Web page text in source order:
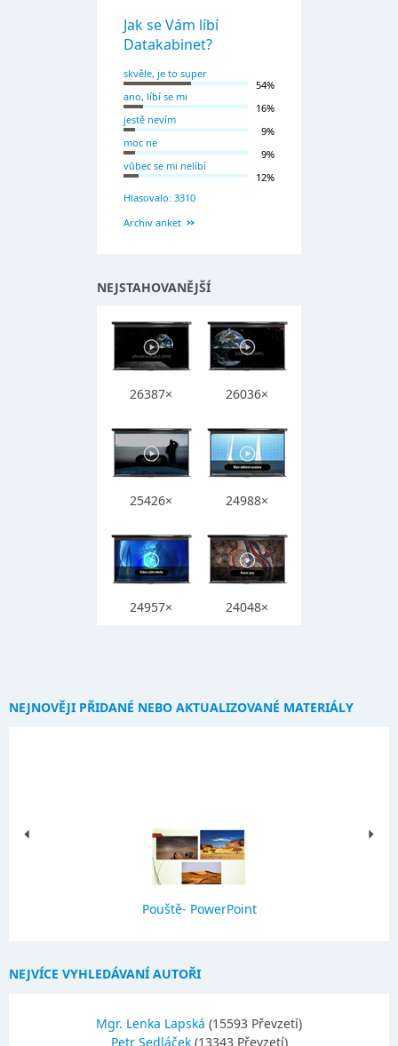
Jak se Vám líbí
Datakabinet?
skvěle, je to super
54%
ano, líbí se mi
16%
jestě nevím
9%
moc ne
9%
vůbec se mi nelíbí
12%
Hlasovalo: 3310
Archiv anket
NEJSTAHOVANĚJŠÍ
26387× 26036×
25426× 24988×
24957× 24048×
NEJNOVĚJI PŘIDANÉ NEBO AKTUALIZOVANÉ MATERIÁLY
Pouště- PowerPoint
NEJVÍCE VYHLEDÁVANÍ AUTOŘI
Mgr. Lenka Lapská (15593 Převzetí)
Petr Sedláček (13343 Převzetí)